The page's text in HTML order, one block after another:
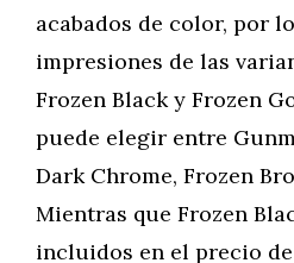
acabados de color, por
impresiones de las
Frozen Black y Frozen
puede elegir entre
Dark Chrome, Frozen
Mientras que Frozen
incluidos en el precio de